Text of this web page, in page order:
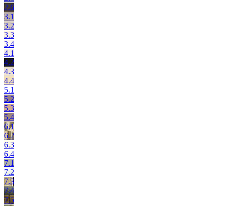
2.6
3.1
3.2
3.3
3.4
4.1
4.2
4.3
4.4
5.1
5.2
5.3
5.4
6.1
6.2
6.3
6.4
7.1
7.2
7.3
7.4
7.5